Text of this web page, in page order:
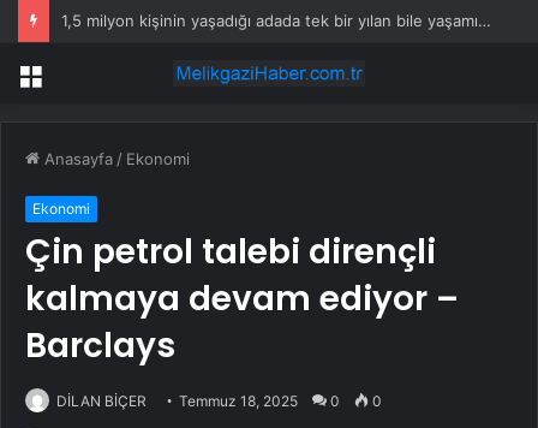
1,5 milyon kişinin yaşadığı adada tek bir yılan bile yaşamıyor
Menü
Anasayfa / Ekonomi
Ekonomi
Çin petrol talebi dirençli
kalmaya devam ediyor –
Barclays
DİLAN BİÇER Temmuz 18, 2025 0 0